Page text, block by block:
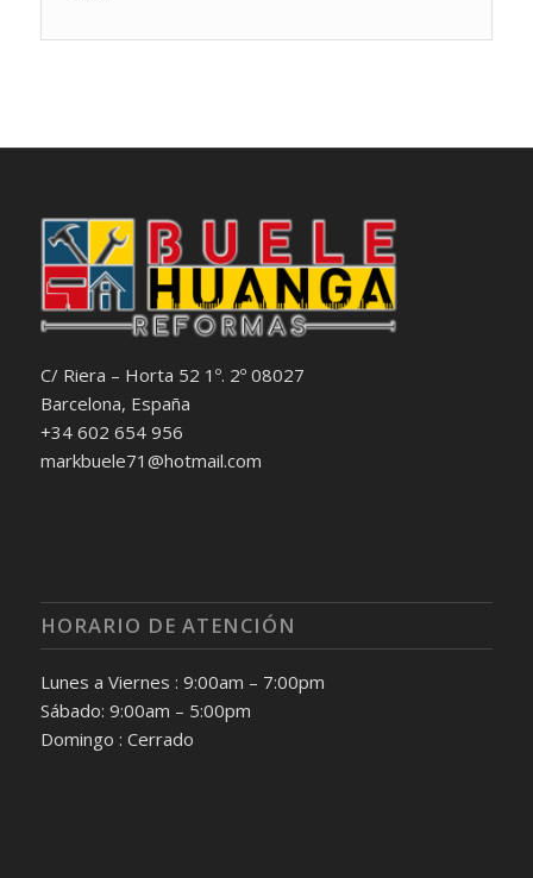
C/ Riera – Horta 52 1º. 2º 08027
Barcelona, España
+34 602 654 956
markbuele71@hotmail.com
HORARIO DE ATENCIÓN
Lunes a Viernes : 9:00am – 7:00pm
Sábado: 9:00am – 5:00pm
Domingo : Cerrado